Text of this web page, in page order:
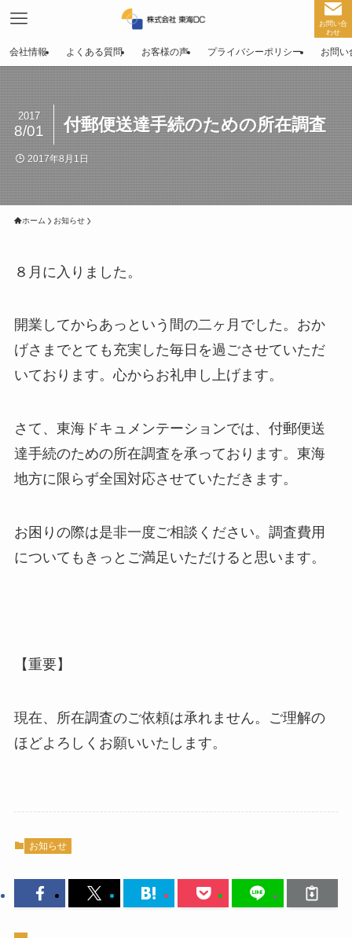
お問い合
わせ
会社情報 よくある質問 お客様の声 プライバシーポリシー お問い
付郵便送達手続のための所在調査
2017
8/01
2017年8月1日
ホーム お知らせ
８月に入りました。
開業してからあっという間の二ヶ月でした。おか
げさまでとても充実した毎日を過ごさせていただ
いております。心からお礼申し上げます。
さて、東海ドキュメンテーションでは、付郵便送
達手続のための所在調査を承っております。東海
地方に限らず全国対応させていただきます。
お困りの際は是非一度ご相談ください。調査費用
についてもきっとご満足いただけると思います。
【重要】
現在、所在調査のご依頼は承れません。ご理解の
ほどよろしくお願いいたします。
お知らせ